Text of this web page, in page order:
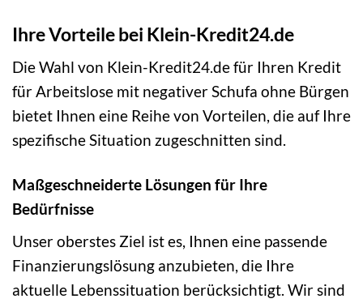
Ihre Vorteile bei Klein-Kredit24.de
Die Wahl von Klein-Kredit24.de für Ihren Kredit
für Arbeitslose mit negativer Schufa ohne Bürgen
bietet Ihnen eine Reihe von Vorteilen, die auf Ihre
spezifische Situation zugeschnitten sind.
Maßgeschneiderte Lösungen für Ihre
Bedürfnisse
Unser oberstes Ziel ist es, Ihnen eine passende
Finanzierungslösung anzubieten, die Ihre
aktuelle Lebenssituation berücksichtigt. Wir sind